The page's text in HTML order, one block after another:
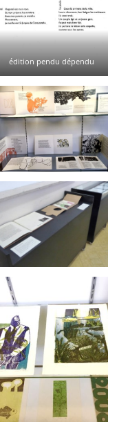
édition pendu dépendu